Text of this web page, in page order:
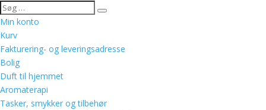
Min konto
Kurv
Fakturering- og leveringsadresse
Bolig
Duft til hjemmet
Aromaterapi
Tasker, smykker og tilbehør